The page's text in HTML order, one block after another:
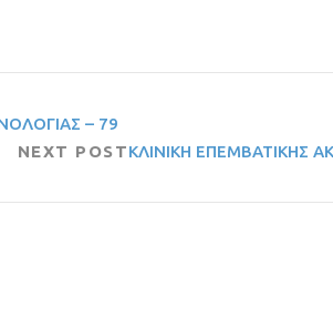
– 79
NEXT POSTΚΛΙΝΙΚΗ ΕΠΕΜΒΑΤΙΚΗΣ